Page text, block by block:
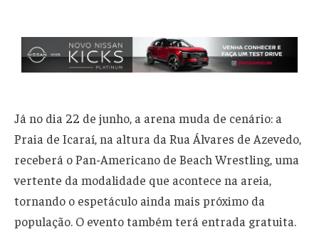
Já no dia 22 de junho, a arena muda de cenário: a
Praia de Icaraí, na altura da Rua Álvares de Azevedo,
receberá o Pan-Americano de Beach Wrestling, uma
vertente da modalidade que acontece na areia,
tornando o espetáculo ainda mais próximo da
população. O evento também terá entrada gratuita.